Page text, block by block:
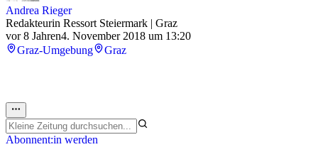
Andrea Rieger
Redakteurin Ressort Steiermark | Graz
vor 8 Jahren4. November 2018 um 13:20
Graz-Umgebung
Graz
Abonnent:in werden